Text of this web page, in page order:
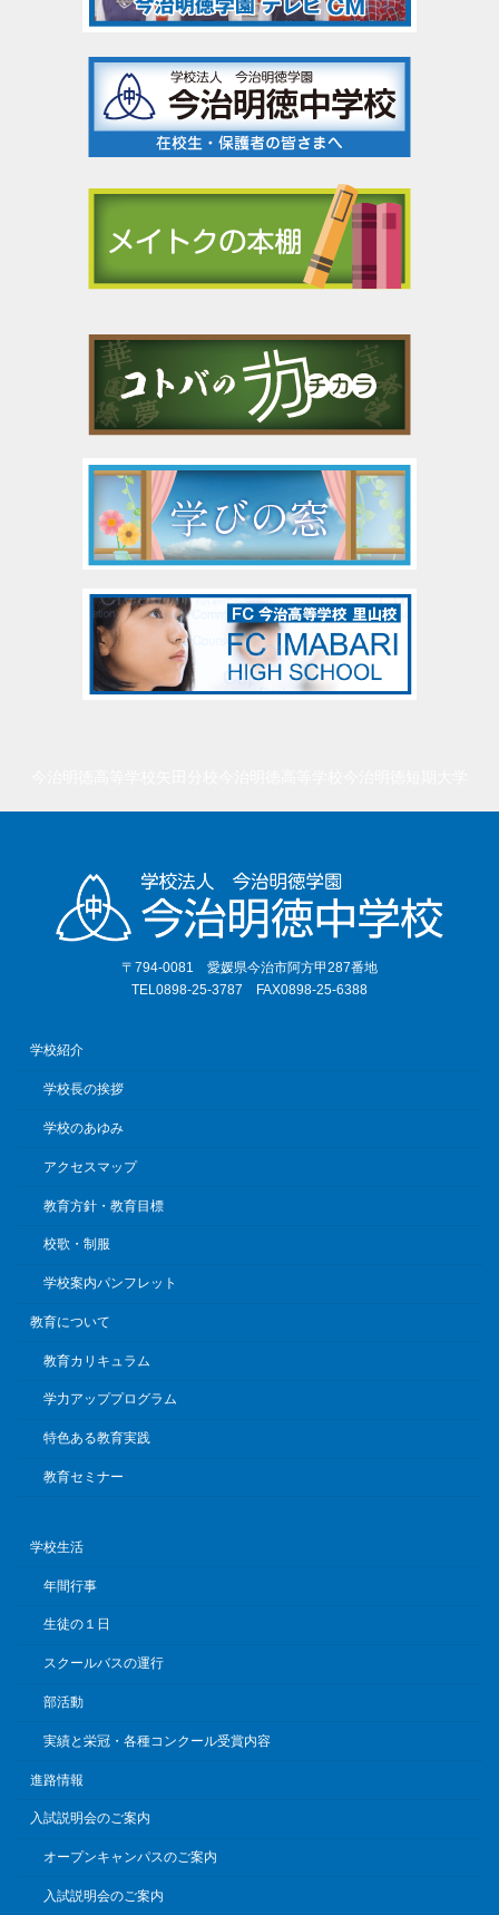
〒794-0081 愛媛県今治市阿方甲287番地
TEL0898-25-3787 FAX0898-25-6388
学校紹介
学校長の挨拶
学校のあゆみ
アクセスマップ
教育方針・教育目標
校歌・制服
学校案内パンフレット
教育について
教育カリキュラム
学力アッププログラム
特色ある教育実践
教育セミナー
学校生活
年間行事
生徒の１日
スクールバスの運行
部活動
実績と栄冠・各種コンクール受賞内容
進路情報
入試説明会のご案内
オープンキャンパスのご案内
入試説明会のご案内